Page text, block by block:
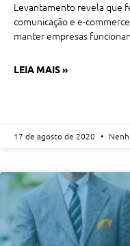
Levantamento revela que
comunicação e e-
manter empresas
LEIA MAIS »
17 de agosto de 2020